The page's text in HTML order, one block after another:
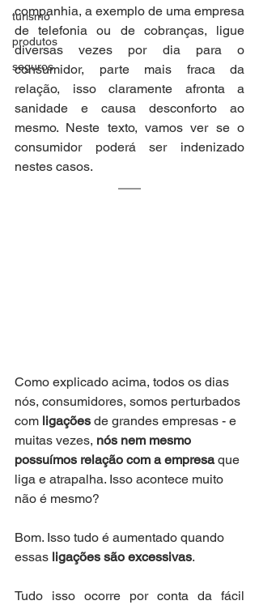
turismo
produtos
seguros
companhia, a exemplo de uma empresa
de telefonia ou de cobranças, ligue
diversas vezes por dia para o
consumidor, parte mais fraca da
relação, isso claramente afronta a
sanidade e causa desconforto ao
mesmo. Neste texto, vamos ver se o
consumidor poderá ser indenizado
nestes casos.
Como explicado acima, todos os dias
nós, consumidores, somos perturbados
com ligações de grandes empresas - e
muitas vezes, nós nem mesmo
possuímos relação com a empresa que
liga e atrapalha. Isso acontece muito
não é mesmo?
Bom. Isso tudo é aumentado quando
essas ligações são excessivas.
Tudo isso ocorre por conta da fácil